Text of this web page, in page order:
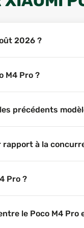
2026 ?
M4 Pro ?
précédents
rapport à la
Pro ?
le Poco M4 Pro